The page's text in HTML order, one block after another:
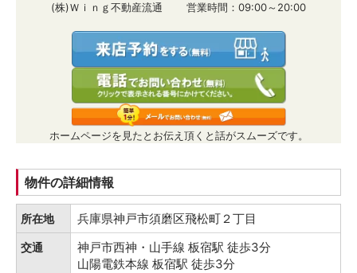
(株)Ｗｉｎｇ不動産流通 営業時間：09:00～20:00
ホームページを見たとお伝え頂くと話がスムーズです。
物件の詳細情報
所在地 兵庫県神戸市須磨区飛松町２丁目
交通
神戸市西神・山手線 板宿駅 徒歩3分
山陽電鉄本線 板宿駅 徒歩3分